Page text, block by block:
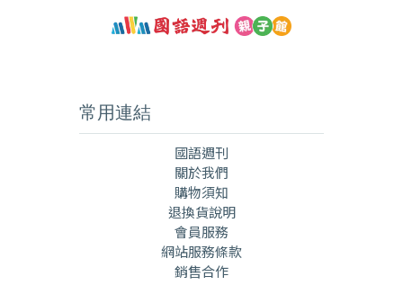
常用連結
國語週刊
關於我們
購物須知
退換貨說明
會員服務
網站服務條款
銷售合作